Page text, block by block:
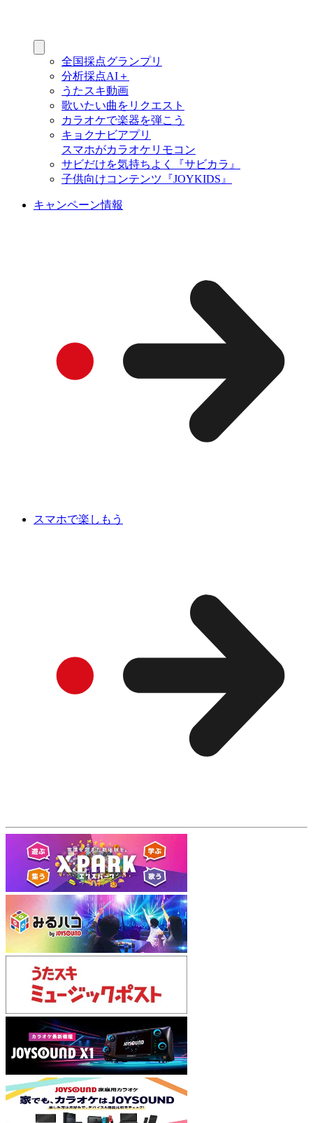
全国採点グランプリ
分析採点AI＋
うたスキ動画
歌いたい曲をリクエスト
カラオケで楽器を弾こう
キョクナビアプリ
スマホがカラオケリモコン
サビだけを気持ちよく『サビカラ』
子供向けコンテンツ『JOYKIDS』
キャンペーン情報
スマホで楽しもう